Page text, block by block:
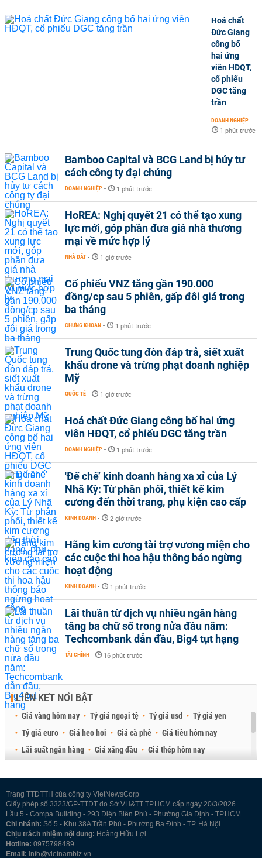
Hoá chất
Đức Giang
công bố
hai ứng
viên HĐQT,
cổ phiếu
DGC tăng
trần
DOANH NGHIỆP -
1 phút trước
Bamboo Capital và BCG Land bị hủy tư
cách công ty đại chúng
DOANH NGHIỆP - 1 phút trước
HoREA: Nghị quyết 21 có thể tạo xung
lực mới, góp phần đưa giá nhà thương
mại về mức hợp lý
NHÀ ĐẤT - 1 giờ trước
Cổ phiếu VNZ tăng gần 190.000
đồng/cp sau 5 phiên, gấp đôi giá trong
ba tháng
CHỨNG KHOÁN - 1 phút trước
Trung Quốc tung đòn đáp trả, siết xuất
khẩu drone và trừng phạt doanh nghiệp
Mỹ
QUỐC TẾ - 1 giờ trước
Hoá chất Đức Giang công bố hai ứng
viên HĐQT, cổ phiếu DGC tăng trần
DOANH NGHIỆP - 1 phút trước
'Đế chế’ kinh doanh hàng xa xỉ của Lý
Nhã Kỳ: Từ phân phối, thiết kế kim
cương đến thời trang, phụ kiện cao cấp
KINH DOANH - 2 giờ trước
Hãng kim cương tài trợ vương miện cho
các cuộc thi hoa hậu thông báo ngừng
hoạt động
KINH DOANH - 1 phút trước
Lãi thuần từ dịch vụ nhiều ngân hàng
tăng ba chữ số trong nửa đầu năm:
Techcombank dẫn đầu, Big4 tụt hạng
TÀI CHÍNH - 16 phút trước
LIÊN KẾT NỔI BẬT
Giá vàng hôm nay Tỷ giá ngoại tệ Tỷ giá usd
Tỷ giá yen
Tỷ giá euro
Giá heo hơi Giá cà phê
Giá tiêu hôm nay
Lãi suất ngân hàng
Giá xăng dầu
Giá thép hôm nay
Trang TTĐTTH của công ty VietNewsCorp
Giấy phép số 3323/GP-TTĐT do Sở VH&TT TP.HCM cấp ngày 20/3/2026
Lầu 5 - Compa Building - 293 Điện Biên Phủ - Phường Gia Định - TP.HCM
Chi nhánh: Số 5 - Khu 38A Trần Phú - Phường Ba Đình - TP. Hà Nội
Chịu trách nhiệm nội dung: Hoàng Hữu Lợi
Hotline: 0975798489
Email: info@vietnambiz.vn